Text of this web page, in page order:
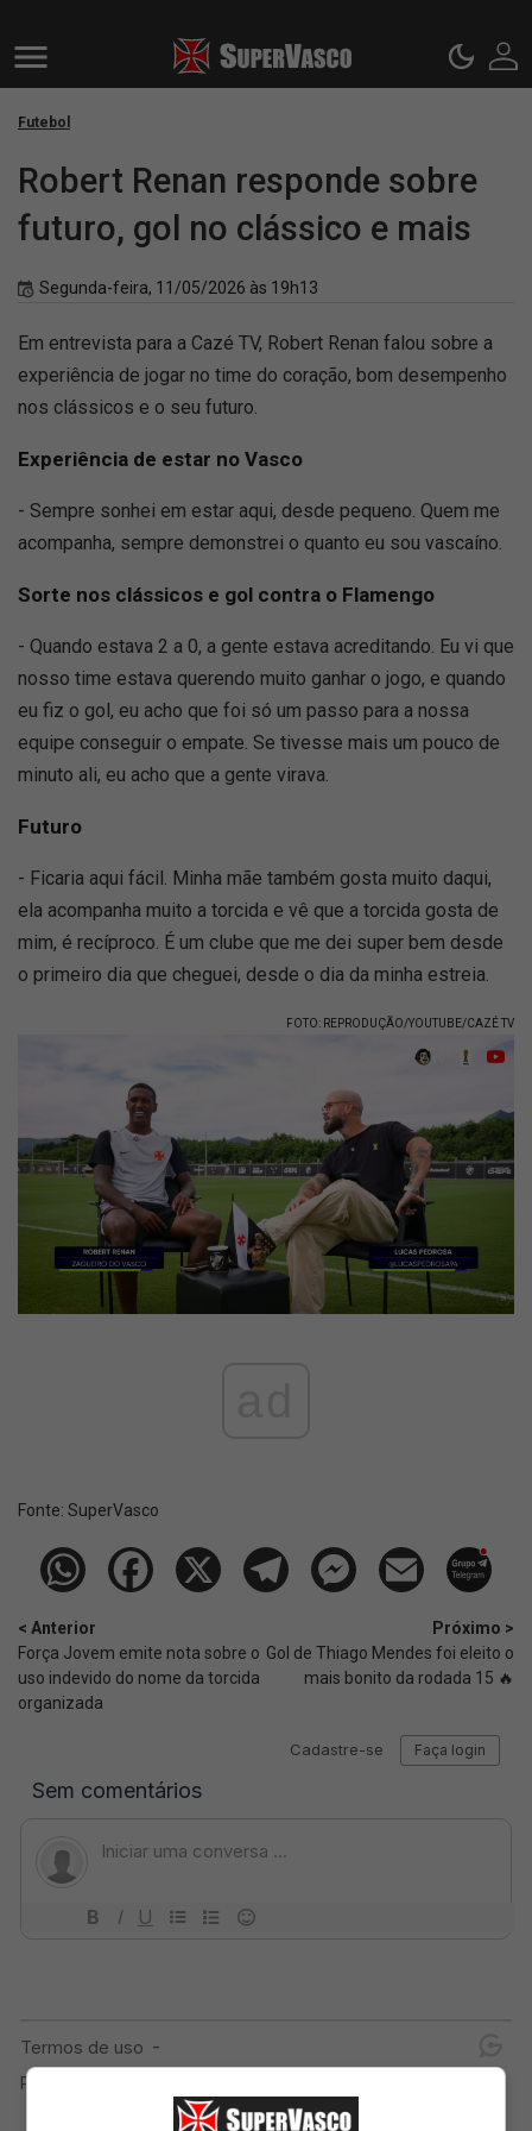
Futebol
Robert Renan responde sobre
futuro, gol no clássico e mais
Segunda-feira, 11/05/2026 às 19h13
Em entrevista para a Cazé TV, Robert Renan falou sobre a
experiência de jogar no time do coração, bom desempenho
nos clássicos e o seu futuro.
Experiência de estar no Vasco
- Sempre sonhei em estar aqui, desde pequeno. Quem me
acompanha, sempre demonstrei o quanto eu sou vascaíno.
Sorte nos clássicos e gol contra o Flamengo
- Quando estava 2 a 0, a gente estava acreditando. Eu vi que
nosso time estava querendo muito ganhar o jogo, e quando
eu fiz o gol, eu acho que foi só um passo para a nossa
equipe conseguir o empate. Se tivesse mais um pouco de
minuto ali, eu acho que a gente virava.
Futuro
- Ficaria aqui fácil. Minha mãe também gosta muito daqui,
ela acompanha muito a torcida e vê que a torcida gosta de
mim, é recíproco. É um clube que me dei super bem desde
o primeiro dia que cheguei, desde o dia da minha estreia.
FOTO: REPRODUÇÃO/YOUTUBE/CAZÉ TV
Fonte: SuperVasco‎‎‎‎‎‎
< Anterior
Força Jovem emite nota sobre o
uso indevido do nome da torcida
organizada
Próximo >
Gol de Thiago Mendes foi eleito o
mais bonito da rodada 15 🔥